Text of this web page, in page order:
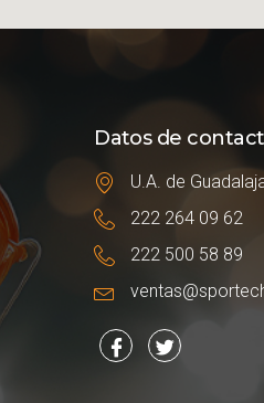
Datos de
U.A. de
222 264 09 62
222 500 58 89